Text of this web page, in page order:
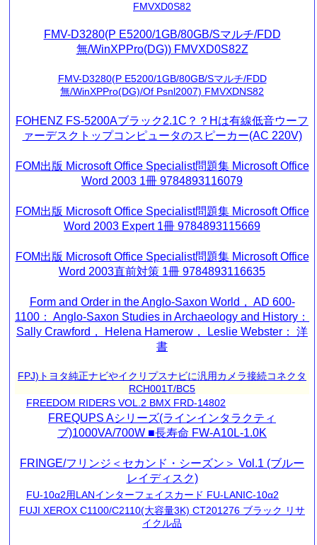
FMVXD0S82
FMV-D3280(P E5200/1GB/80GB/Sマルチ/FDD
無/WinXPPro(DG)) FMVXD0S82Z
FMV-D3280(P E5200/1GB/80GB/Sマルチ/FDD
無/WinXPPro(DG)/Of Psnl2007) FMVXDNS82
FOHENZ FS-5200Aブラック2.1C？？Hは有線低音ウーフ
ァーデスクトップコンピュータのスピーカー(AC 220V)
FOM出版 Microsoft Office Specialist問題集 Microsoft Office
Word 2003 1冊 9784893116079
FOM出版 Microsoft Office Specialist問題集 Microsoft Office
Word 2003 Expert 1冊 9784893115669
FOM出版 Microsoft Office Specialist問題集 Microsoft Office
Word 2003直前対策 1冊 9784893116635
Form and Order in the Anglo-Saxon World， AD 600-
1100： Anglo-Saxon Studies in Archaeology and History：
Sally Crawford， Helena Hamerow， Leslie Webster： 洋
書
FPJ)トヨタ純正ナビやイクリプスナビに汎用カメラ接続コネクタ
RCH001T/BC5
FREEDOM RIDERS VOL.2 BMX FRD-14802
FREQUPS Aシリーズ(ラインインタラクティ
ブ)1000VA/700W ■長寿命 FW-A10L-1.0K
FRINGE/フリンジ＜セカンド・シーズン＞ Vol.1 (ブルー
レイディスク)
FU-10α2用LANインターフェイスカード FU-LANIC-10α2
FUJI XEROX C1100/C2110(大容量3K) CT201276 ブラック リサ
イクル品